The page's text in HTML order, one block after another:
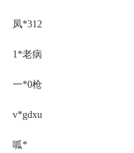
凤*312
1*老病
一*0枪
v*gdxu
呱*